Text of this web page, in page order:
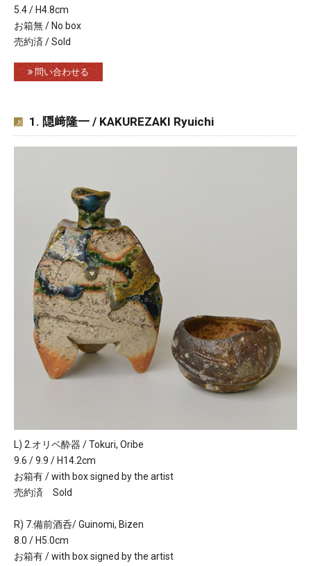
5.4 / H4.8cm
お箱無 / No box
売約済 / Sold
問い合わせる
1. 隠﨑隆一 / KAKUREZAKI Ryuichi
L) 2.オリベ酔器 / Tokuri, Oribe
9.6 / 9.9 / H14.2cm
お箱有 / with box signed by the artist
売約済 Sold
R) 7.備前酒呑/ Guinomi, Bizen
8.0 / H5.0cm
お箱有 / with box signed by the artist